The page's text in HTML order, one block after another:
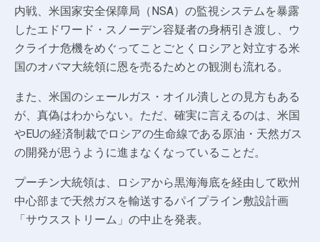
内戦、米国家安全保障局（NSA）の監視システムを暴露
したエドワード・スノーデン容疑者の身柄引き渡し、ウ
クライナ危機をめぐってことごとくロシアと対立する米
国のオバマ大統領に恩を売るためとの観測も流れる。
また、米国のシェールガス・オイル潰しとの見方もある
が、真偽はわからない。ただ、確実に言えるのは、米国
やEUの経済制裁でロシアの生命線である原油・天然ガス
の開発が思うように進まなくなっていることだ。
プーチン大統領は、ロシアから黒海海底を経由して欧州
中心部まで天然ガスを輸送するパイプライン敷設計画
「サウスストリーム」の中止を発表。